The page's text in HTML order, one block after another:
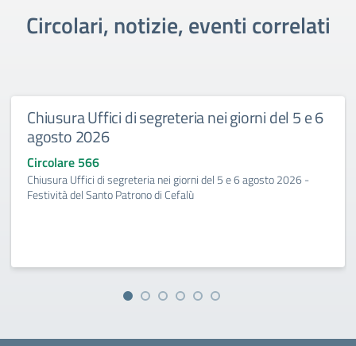
Circolari, notizie, eventi correlati
Chiusura Uffici di segreteria nei giorni del 5 e 6
agosto 2026
Circolare 566
Chiusura Uffici di segreteria nei giorni del 5 e 6 agosto 2026 -
Festività del Santo Patrono di Cefalù